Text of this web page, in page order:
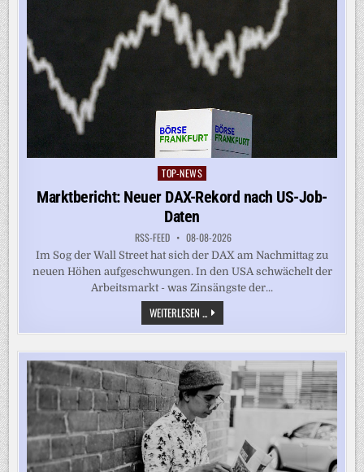
Posted
in
TOP-NEWS
Marktbericht: Neuer DAX-Rekord nach US-Job-
Daten
RSS-FEED 08-08-2026
Im Sog der Wall Street hat sich der DAX am Nachmittag zu
neuen Höhen aufgeschwungen. In den USA schwächelt der
Arbeitsmarkt - was Zinsängste der...
WEITERLESEN ... MARKTBERICHT:
NEUER
DAX-
NACH
US-
JOB-
DATEN